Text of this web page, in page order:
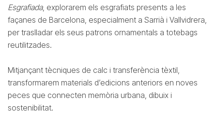
Esgrafiada, explorarem els esgrafiats presents a les
façanes de Barcelona, especialment a Sarrià i Vallvidrera,
per traslladar els seus patrons ornamentals a totebags
reutilitzades.
Mitjançant tècniques de calc i transferència tèxtil,
transformarem materials d’edicions anteriors en noves
peces que connecten memòria urbana, dibuix i
sostenibilitat.